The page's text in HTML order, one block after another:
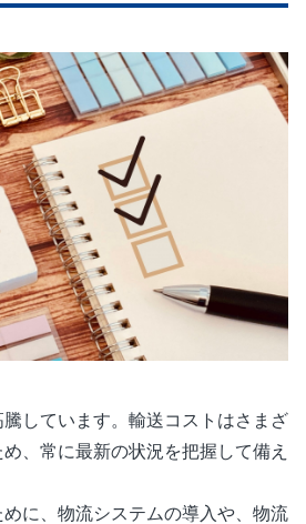
しています。輸送コストはさまざ
、常に最新の状況を把握して備え
に、物流システムの導入や、物流